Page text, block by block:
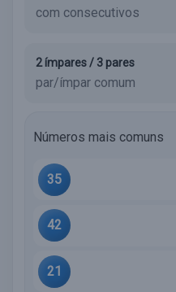
com consecutivos
2 ímpares / 3 pares
par/ímpar comum
Números mais comuns
35
42
21